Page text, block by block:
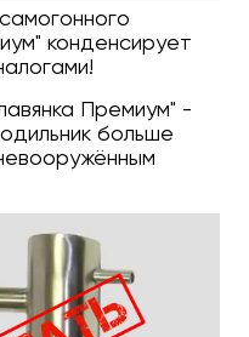
конденсирует
Премиум" -
больше